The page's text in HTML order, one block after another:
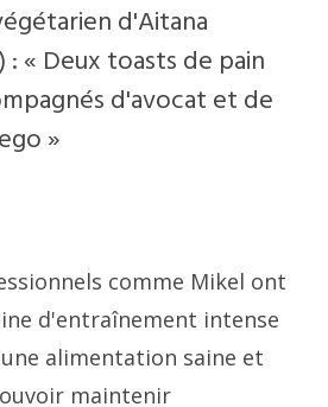
d'Aitana
: « Deux toasts de pain
d'avocat et de
»
comme Mikel ont
d'entraînement intense
alimentation saine et
maintenir